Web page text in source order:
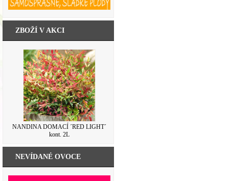
ZBOŽÍ V AKCI
NANDINA DOMACÍ ´RED LIGHT´
kont. 2L
NEVÍDANÉ OVOCE